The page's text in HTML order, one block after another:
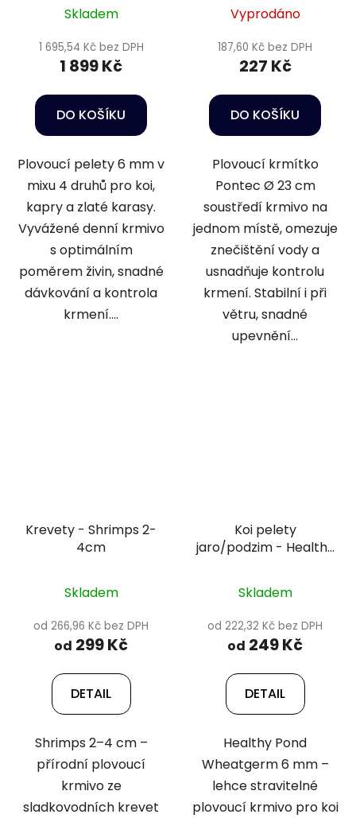
Skladem
1 695,54 Kč bez DPH
1 899 Kč
DO KOŠÍKU
Plovoucí pelety 6 mm v
mixu 4 druhů pro koi,
kapry a zlaté karasy.
Vyvážené denní krmivo
s optimálním
poměrem živin, snadné
dávkování a kontrola
krmení....
Vyprodáno
187,60 Kč bez DPH
227 Kč
DO KOŠÍKU
Plovoucí krmítko
Pontec Ø 23 cm
soustředí krmivo na
jednom místě, omezuje
znečištění vody a
usnadňuje kontrolu
krmení. Stabilní i při
větru, snadné
upevnění...
Krevety - Shrimps 2-
4cm
Skladem
od 266,96 Kč bez DPH
od 299 Kč
DETAIL
Shrimps 2–4 cm –
přírodní plovoucí
krmivo ze
sladkovodních krevet
Koi pelety
jaro/podzim - Healthy
Skladem
od 222,32 Kč bez DPH
od 249 Kč
DETAIL
Healthy Pond
Wheatgerm 6 mm –
lehce stravitelné
plovoucí krmivo pro koi